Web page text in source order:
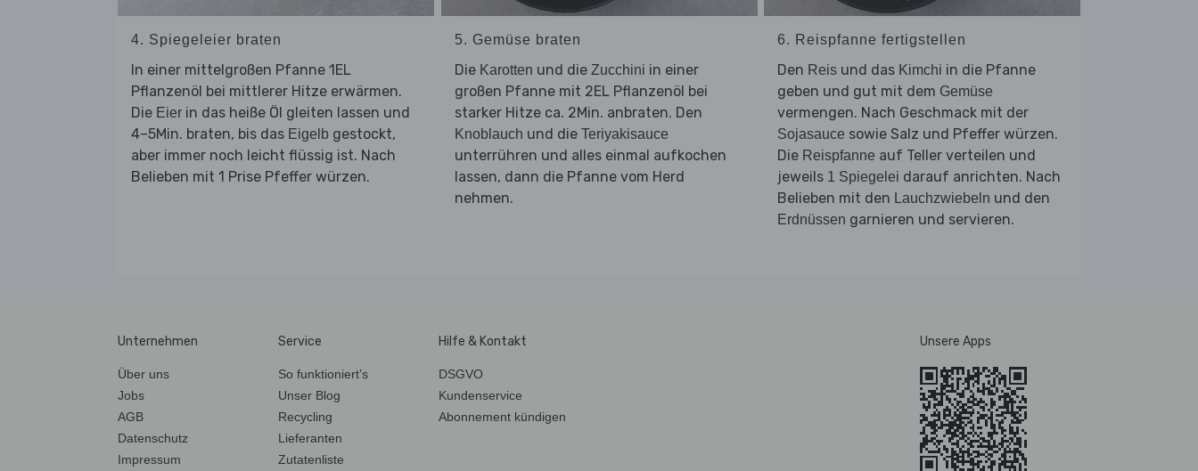
4. Spiegeleier braten
In einer mittelgroßen Pfanne 1EL
Pflanzenöl bei mittlerer Hitze erwärmen.
Die Eier in das heiße Öl gleiten lassen und
4–5Min. braten, bis das Eigelb gestockt,
aber immer noch leicht flüssig ist. Nach
Belieben mit 1 Prise Pfeffer würzen.
5. Gemüse braten
Die Karotten und die Zucchini in einer
großen Pfanne mit 2EL Pflanzenöl bei
starker Hitze ca. 2Min. anbraten. Den
Knoblauch und die Teriyakisauce
unterrühren und alles einmal aufkochen
lassen, dann die Pfanne vom Herd
nehmen.
6. Reispfanne fertigstellen
Den Reis und das Kimchi in die Pfanne
geben und gut mit dem Gemüse
vermengen. Nach Geschmack mit der
Sojasauce sowie Salz und Pfeffer würzen.
Die Reispfanne auf Teller verteilen und
jeweils 1 Spiegelei darauf anrichten. Nach
Belieben mit den Lauchzwiebeln und den
Erdnüssen garnieren und servieren.
Unternehmen
Über uns
Jobs
AGB
Datenschutz
Impressum
Service
So funktioniert’s
Unser Blog
Recycling
Lieferanten
Zutatenliste
Hilfe & Kontakt
DSGVO
Kundenservice
Abonnement kündigen
Unsere Apps